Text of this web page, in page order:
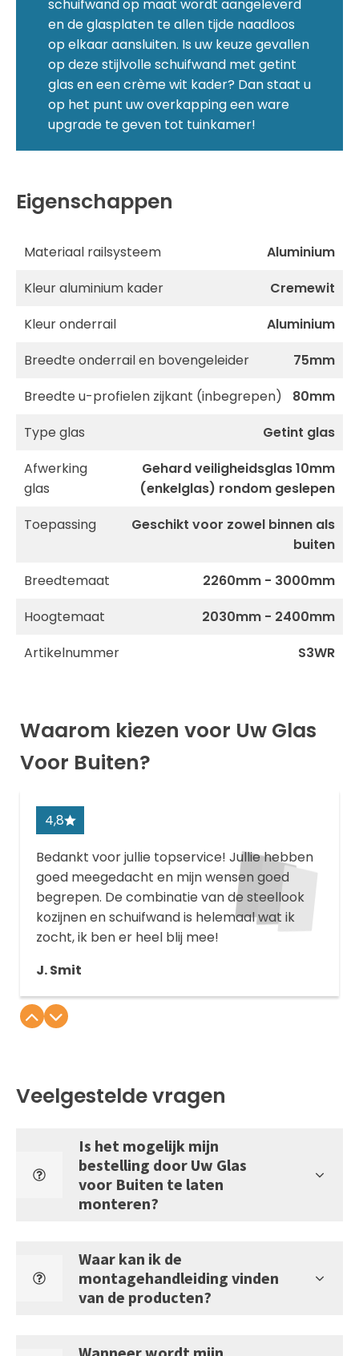
schuifwand op maat wordt aangeleverd
en de glasplaten te allen tijde naadloos
op elkaar aansluiten. Is uw keuze gevallen
op deze stijlvolle schuifwand met getint
glas en een crème wit kader? Dan staat u
op het punt uw overkapping een ware
upgrade te geven tot tuinkamer!
Eigenschappen
Materiaal railsysteem
Aluminium
Kleur aluminium kader
Cremewit
Kleur onderrail
Aluminium
Breedte onderrail en bovengeleider
75mm
Breedte u-profielen zijkant (inbegrepen)
80mm
Type glas
Getint glas
Afwerking
glas
Gehard veiligheidsglas 10mm
(enkelglas) rondom geslepen
Toepassing
Geschikt voor zowel binnen als
buiten
Breedtemaat
2260mm - 3000mm
Hoogtemaat
2030mm - 2400mm
Artikelnummer
S3WR
Waarom kiezen voor Uw Glas
Voor Buiten?
4,8
Bedankt voor jullie topservice! Jullie hebben
goed meegedacht en mijn wensen goed
begrepen. De combinatie van de steellook
kozijnen en schuifwand is helemaal wat ik
zocht, ik ben er heel blij mee!
J. Smit
Veelgestelde vragen
Is het mogelijk mijn
bestelling door Uw Glas
voor Buiten te laten
monteren?
Waar kan ik de
montagehandleiding vinden
van de producten?